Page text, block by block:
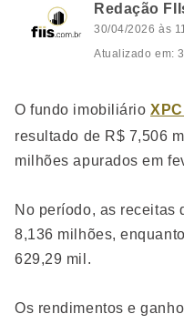
Redação
30/04/2026 às
Atualizado em:
O fundo imobiliário
resultado de R$ 7,506
milhões apurados em
No período, as receitas
8,136 milhões,
629,29 mil.
Os rendimentos e